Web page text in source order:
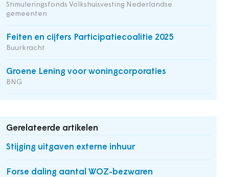
Stimuleringsfonds Volkshuisvesting Nederlandse
gemeenten
Feiten en cijfers Participatiecoalitie 2025
Buurkracht
Groene Lening voor woningcorporaties
BNG
Gerelateerde artikelen
Stijging uitgaven externe inhuur
Forse daling aantal WOZ-bezwaren